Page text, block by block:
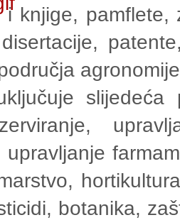
i knjige, pamflete,
slijedeća
upravljanje
botanika,